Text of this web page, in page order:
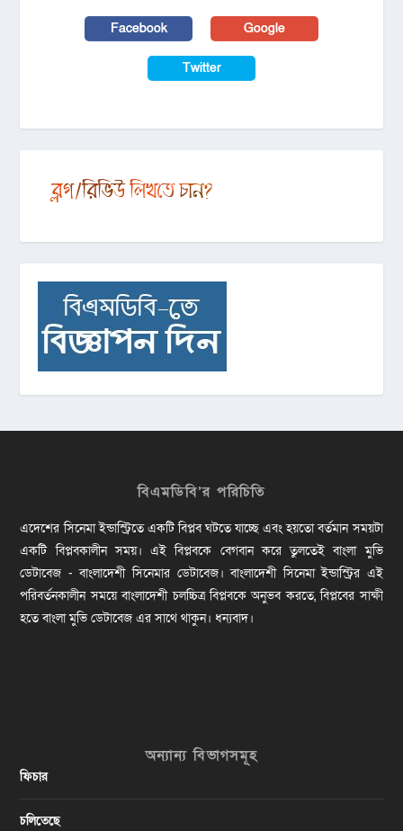
Facebook Google
Twitter
বিএমডিবি’র পরিচিতি
এদেশের সিনেমা ইন্ডাস্ট্রিতে একটি বিপ্লব ঘটতে যাচ্ছে এবং হয়তো বর্তমান সময়টা
একটি বিপ্লবকালীন সময়। এই বিপ্লবকে বেগবান করে তুলতেই বাংলা মুভি
ডেটাবেজ - বাংলাদেশী সিনেমার ডেটাবেজ। বাংলাদেশী সিনেমা ইন্ডাস্ট্রির এই
পরিবর্তনকালীন সময়ে বাংলাদেশী চলচ্চিত্র বিপ্লবকে অনুভব করতে, বিপ্লবের সাক্ষী
হতে বাংলা মুভি ডেটাবেজ এর সাথে থাকুন। ধন্যবাদ।
অন্যান্য বিভাগসমূহ
ফিচার
চলিতেছে